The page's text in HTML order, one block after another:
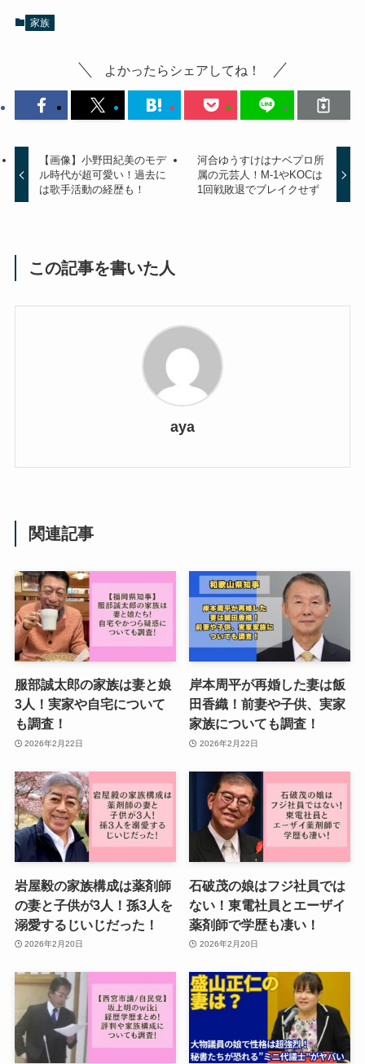
家族
よかったらシェアしてね！
【画像】小野田紀美のモデ
ル時代が超可愛い！過去に
は歌手活動の経歴も！
河合ゆうすけはナベプロ所
属の元芸人！M-1やKOCは
1回戦敗退でブレイクせず
この記事を書いた人
aya
関連記事
服部誠太郎の家族は妻と娘
3人！実家や自宅について
も調査！
2026年2月22日
岸本周平が再婚した妻は飯
田香織！前妻や子供、実家
家族についても調査！
2026年2月22日
岩屋毅の家族構成は薬剤師
の妻と子供が3人！孫3人を
溺愛するじいじだった！
2026年2月20日
石破茂の娘はフジ社員では
ない！東電社員とエーザイ
薬剤師で学歴も凄い！
2026年2月20日